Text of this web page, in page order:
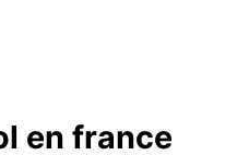
en france